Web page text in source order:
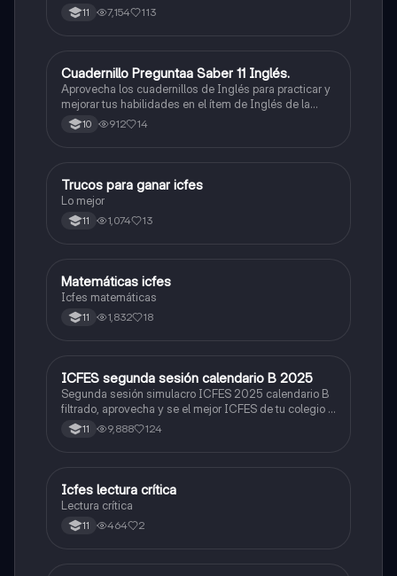
11 7,154 113
ICFES: Inglés
Cuadernillo Preguntaa Saber 11 Inglés.
Aprovecha los cuadernillos de Inglés para practicar y
mejorar tus habilidades en el ítem de Inglés de la
Prueba Saber 11. 🫡
10 912 14
Química
Trucos para ganar icfes
Lo mejor
11 1,074 13
ICFES: Matemáticas
Matemáticas icfes
Icfes matemáticas
11 1,832 18
ICFES: Lectura Crítica
ICFES segunda sesión calendario B 2025
Segunda sesión simulacro ICFES 2025 calendario B
filtrado, aprovecha y se el mejor ICFES de tu colegio y
poder ingresar a universidad, y estudiar aquella
carrera con la que tanto sueñas.
11 9,888 124
Lengua Castellana
Icfes lectura crítica
Lectura crítica
11 464 2